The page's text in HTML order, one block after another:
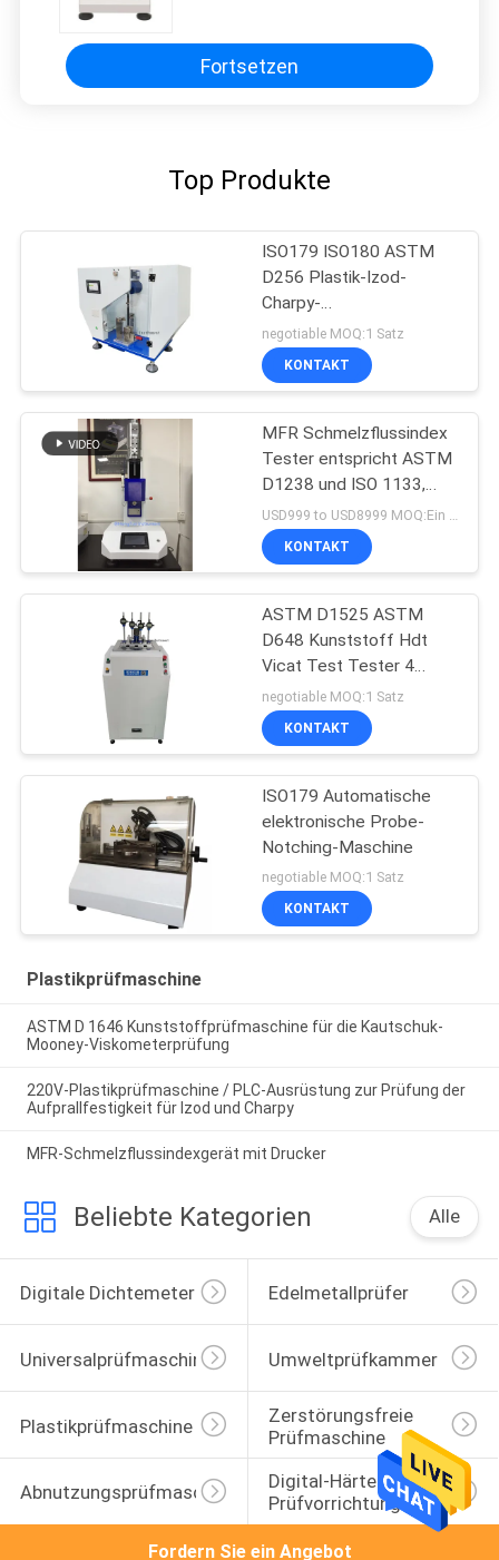
Fortsetzen
Top Produkte
ISO179 ISO180 ASTM
D256 Plastik-Izod-
Charpy-
Auswirkungsmessgerät
negotiable MOQ:1 Satz
KONTAKT
MFR Schmelzflussindex
Tester entspricht ASTM
D1238 und ISO 1133,
Kunststoffprüfgeräte
KONTAKT
ASTM D1525 ASTM
D648 Kunststoff Hdt
Vicat Test Tester 4
Probenregalen
Kunststoffprüfmaschine
negotiable MOQ:1 Satz
KONTAKT
ISO179 Automatische
elektronische Probe-
Notching-Maschine
negotiable MOQ:1 Satz
KONTAKT
Plastikprüfmaschine
ASTM D 1646 Kunststoffprüfmaschine für die Kautschuk-
Mooney-Viskometerprüfung
220V-Plastikprüfmaschine / PLC-Ausrüstung zur Prüfung der
Aufprallfestigkeit für Izod und Charpy
MFR-Schmelzflussindexgerät mit Drucker
Beliebte Kategorien Alle
Digitale Dichtemeter Edelmetallprüfer
Universalprüfmaschine Umweltprüfkammer
Plastikprüfmaschine
Zerstörungsfreie
Prüfmaschine
Abnutzungsprüfmaschine
Digital-Härte-
Prüfvorrichtung
Fordern Sie ein Angebot